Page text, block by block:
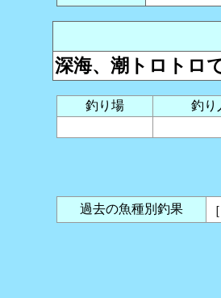
深海、潮トロトロ
釣り場 釣り
過去の魚種別釣果 ［